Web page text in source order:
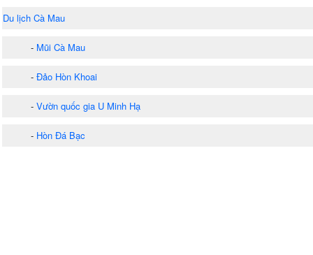
Du lịch Cà Mau
- Mũi Cà Mau
- Đảo Hòn Khoai
- Vườn quốc gia U Minh Hạ
- Hòn Đá Bạc